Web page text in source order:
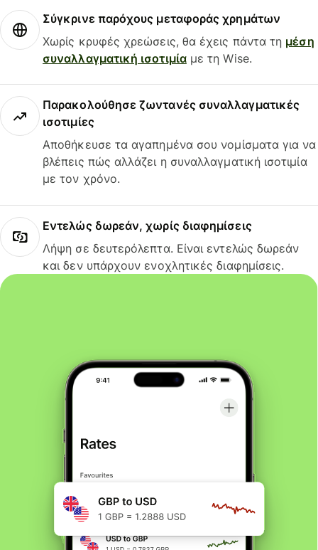
Σύγκρινε παρόχους μεταφοράς χρημάτων
Χωρίς κρυφές χρεώσεις, θα έχεις πάντα τη μέση
συναλλαγματική ισοτιμίαμε τη Wise.
Παρακολούθησε ζωντανές συναλλαγματικές
ισοτιμίες
Αποθήκευσε τα αγαπημένα σου νομίσματα για να
βλέπεις πώς αλλάζει η συναλλαγματική ισοτιμία
με τον χρόνο.
Εντελώς δωρεάν, χωρίς διαφημίσεις
Λήψη σε δευτερόλεπτα. Είναι εντελώς δωρεάν
και δεν υπάρχουν ενοχλητικές διαφημίσεις.